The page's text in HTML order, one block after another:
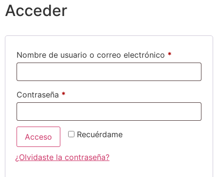
Acceder
Nombre de usuario o correo electrónico *
Contraseña *
Alternative: Recuérdame
Acceso
¿Olvidaste la contraseña?